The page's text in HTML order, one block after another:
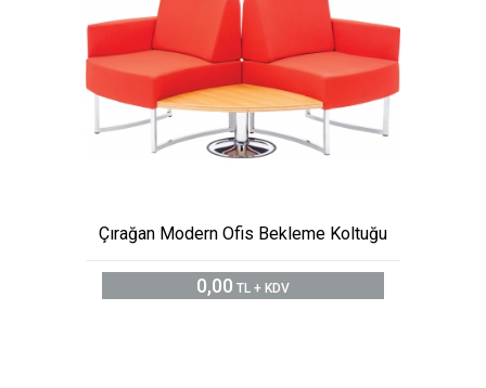
Çırağan Modern Ofis Bekleme Koltuğu
0,00 TL + KDV